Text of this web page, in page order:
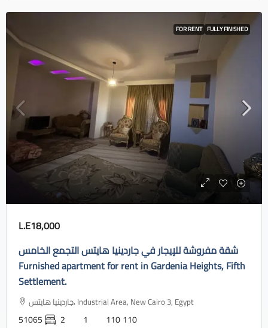
FOR RENT FULLY FINISHED
L.E18,000
شقة مفروشة للإيجار في جاردينيا هايتس التجمع الخامس
Furnished apartment for rent in Gardenia Heights, Fifth
Settlement.
جاردينيا هايتس، Industrial Area, New Cairo 3, Egypt
51065 2 1 110110